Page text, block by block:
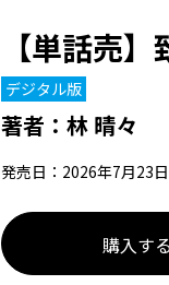
【単話売
デジタル版
著者： 林 晴々
発売日：2026年7月23日
購入する